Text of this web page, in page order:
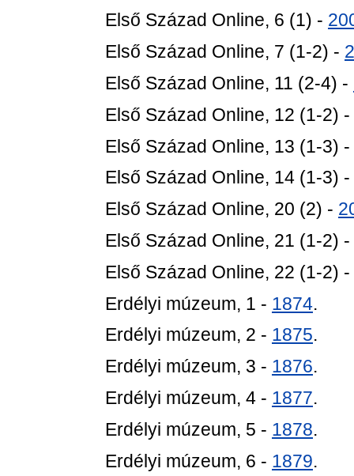
Első Század Online, 6 (1) -
Első Század Online, 7 (1-2) -
Első Század Online, 11 (2-4) -
Első Század Online, 12 (1-2) -
Első Század Online, 13 (1-3) -
Első Század Online, 14 (1-3) -
Első Század Online, 20 (2) -
Első Század Online, 21 (1-2) -
Első Század Online, 22 (1-2) -
Erdélyi múzeum, 1 - 1874.
Erdélyi múzeum, 2 - 1875.
Erdélyi múzeum, 3 - 1876.
Erdélyi múzeum, 4 - 1877.
Erdélyi múzeum, 5 - 1878.
Erdélyi múzeum, 6 - 1879.